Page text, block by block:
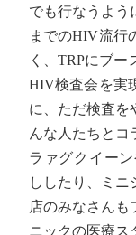
でも行なうよう
までのHIV流行
く、TRPにブ
HIV検査会を実
に、ただ検査を
んな人たちとコ
ラァグクイー
ししたり、ミ
店のみなさんも
ニックの医療ス